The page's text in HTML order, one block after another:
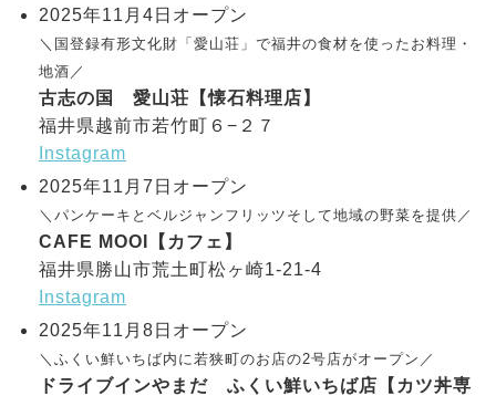
2025年11月4日オープン
＼国登録有形文化財「愛山荘」で福井の食材を使ったお料理・
地酒／
古志の国 愛山荘【懐石料理店】
福井県越前市若竹町６−２７
Instagram
2025年11月7日オープン
＼パンケーキとベルジャンフリッツそして地域の野菜を提供／
CAFE MOOI【カフェ】
福井県勝山市荒土町松ヶ崎1-21-4
Instagram
2025年11月8日オープン
＼ふくい鮮いちば内に若狭町のお店の2号店がオープン／
ドライブインやまだ ふくい鮮いちば店【カツ丼専